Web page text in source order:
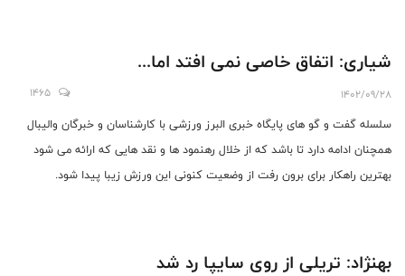
شیاری: اتفاق خاصی نمی افتد اما...
1402/09/28
1465
سلسله گفت و گو های پایگاه خبری البرز ورزشی با کارشناسان و خبرگان والیبال
همچنان ادامه دارد تا باشد که از خلال رهنمود ها و نقد هایی که ارائه می شود
بهترین راهکار برای برون رفت از وضعیت کنونی این ورزش زیبا پیدا شود.
بهنژاد: تریلی از روی سایپا رد شد